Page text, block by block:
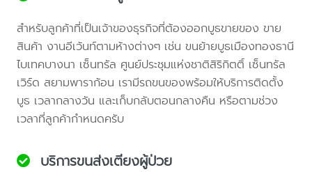
สำหรับลูกค้าที่เป็นเจ้าของธุรกิจที่ต้องออกบูธขายของ ขาย
สินค้า งานอีเว้นท์ตามห้างต่างๆ เช่น ขนย้ายบูธเมืองทองธานี
ไบเทคบางนา เซ็นทรัล ศูนย์ประชุมแห่งชาติสิริกิตติ์ เซ็นทรัล
เวิร์ด สยามพาราก้อน เรามีรถขนของพร้อมให้บริการติดตั้ง
บูธ เวลากลางวัน และเก็บกลับตอนกลางคืน หรือตามช่วง
เวลาที่ลูกค้ากำหนดครับ
บริการขนส่งเตียงผู้ป่วย